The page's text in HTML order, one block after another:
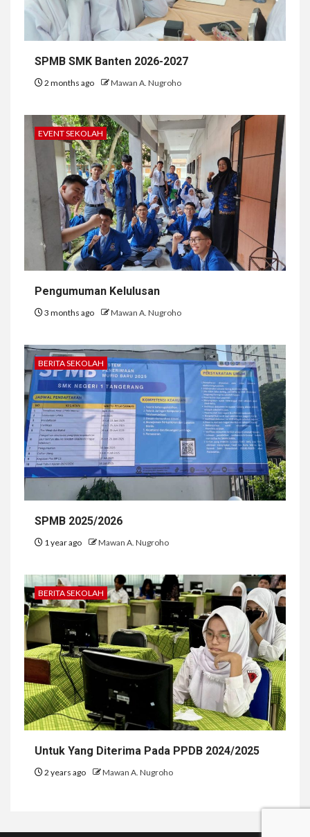
SPMB SMK Banten 2026-2027
2 months ago Mawan A. Nugroho
EVENT SEKOLAH
Pengumuman Kelulusan
3 months ago Mawan A. Nugroho
BERITA SEKOLAH
SPMB 2025/2026
1 year ago Mawan A. Nugroho
BERITA SEKOLAH
Untuk Yang Diterima Pada PPDB 2024/2025
2 years ago Mawan A. Nugroho